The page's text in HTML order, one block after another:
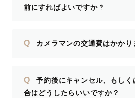
前にすればよいですか？
Q カメラマンの交通費はかかり
Q
予約後にキャンセル、もしく
合はどうしたらいいですか？